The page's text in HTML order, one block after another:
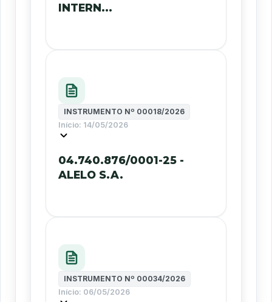
INTERN...
INSTRUMENTO Nº 00018/2026
Início: 14/05/2026
04.740.876/0001-25 -
ALELO S.A.
INSTRUMENTO Nº 00034/2026
Início: 06/05/2026